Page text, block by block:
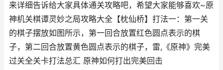
来详细告诉给大家具体通关攻略吧，希望大家能够喜欢~原
神机关棋谭灵妙之局攻略大全【枕仙桥】打法一：第一关
的棋子摆放如图所示，第一回合放置红色圆点表示的棋
子，第二回合放置黄色圆点表示的棋子，雷,《原神》完美
过关全关卡打法总汇 原神如何打出完美回击